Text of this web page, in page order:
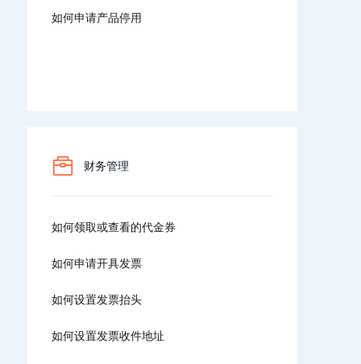
如何申请产品停用
财务管理
如何领取或查看的代金券
如何申请开具发票
如何设置发票抬头
如何设置发票收件地址